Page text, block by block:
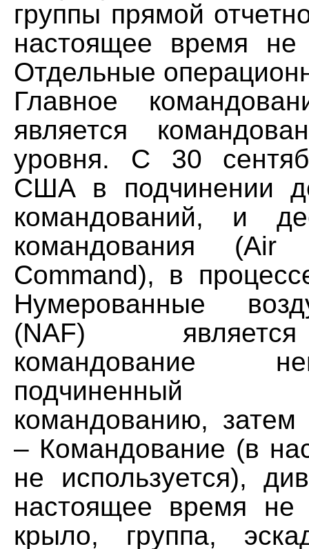
группы прямой
настоящее время не
Отдельные
Главное
является
уровня. С 30
США в подчинении
командований, и
командования
Command), в
Нумерованные
(NAF)
командование
подчиненный
командованию,
– Командование (в
не используется),
настоящее время не
крыло, группа,